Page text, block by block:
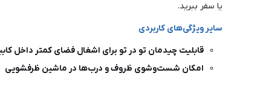
یا سفر ببرید.
سایر ویژگی‌های کاربردی
قابلیت چیدمان تو در تو برای اشغال فضای کمتر داخل
امکان شست‌وشوی ظروف و درب‌ها در ماشین ظرفشویی